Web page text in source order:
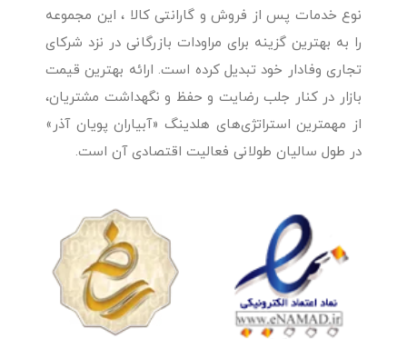
نوع خدمات پس از فروش و گارانتی کالا ، این مجموعه
را به بهترین گزینه برای مراودات بازرگانی در نزد شرکای
تجاری وفادار خود تبدیل کرده است. ارائه بهترین قیمت
بازار در کنار جلب رضایت و حفظ و نگهداشت مشتریان،
از مهمترین استراتژی‌های هلدینگ «آبیاران پویان آذر»
در طول سالیان طولانی فعالیت اقتصادی آن است.